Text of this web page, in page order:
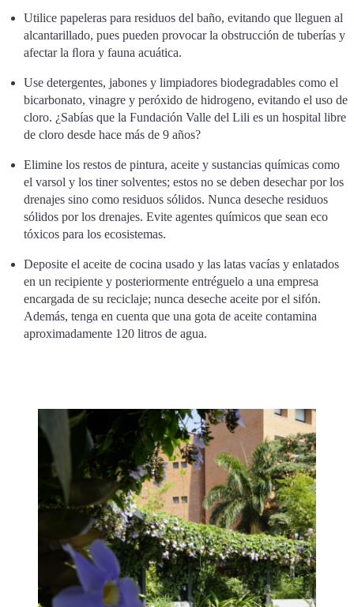
Utilice papeleras para residuos del baño, evitando que lleguen al
alcantarillado, pues pueden provocar la obstrucción de tuberías y
afectar la ﬂora y fauna acuática.
Use detergentes, jabones y limpiadores biodegradables como el
bicarbonato, vinagre y peróxido de hidrogeno, evitando el uso de
cloro. ¿Sabías que la Fundación Valle del Lili es un hospital libre
de cloro desde hace más de 9 años?
Elimine los restos de pintura, aceite y sustancias químicas como
el varsol y los tiner solventes; estos no se deben desechar por los
drenajes sino como residuos sólidos. Nunca deseche residuos
sólidos por los drenajes. Evite agentes químicos que sean eco
tóxicos para los ecosistemas.
Deposite el aceite de cocina usado y las latas vacías y enlatados
en un recipiente y posteriormente entréguelo a una empresa
encargada de su reciclaje; nunca deseche aceite por el sifón.
Además, tenga en cuenta que una gota de aceite contamina
aproximadamente 120 litros de agua.